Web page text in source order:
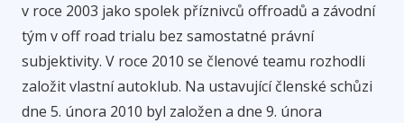
v roce 2003 jako spolek příznivců offroadů a závodní
tým v off road trialu bez samostatné právní
subjektivity. V roce 2010 se členové teamu rozhodli
založit vlastní autoklub. Na ustavující členské schůzi
dne 5. února 2010 byl založen a dne 9. února